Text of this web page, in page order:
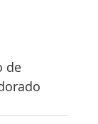
de